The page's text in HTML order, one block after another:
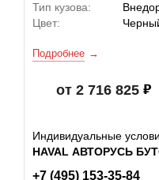
Тип кузова:
Цвет:
Подробнее
от 2 716 825
Индивидуальные
HAVAL АВТОРУСЬ
+7 (495) 153-35-84